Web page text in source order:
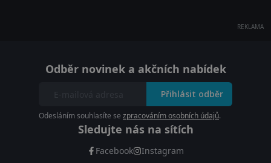
REKLAMA
Odběr novinek a akčních nabídek
Přihlásit odběr
Odesláním souhlasíte se zpracováním osobních údajů.
Sledujte nás na sítích
Facebook Instagram